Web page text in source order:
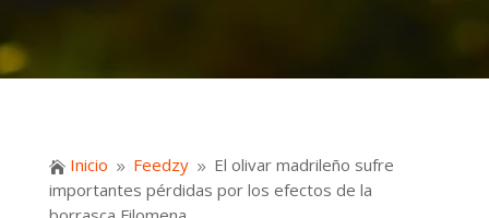
 Inicio 9 Feedzy 9 El olivar madrileño sufre
importantes pérdidas por los efectos de la